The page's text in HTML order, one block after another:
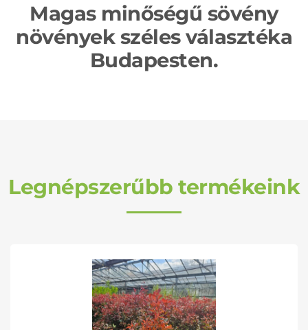
Magas minőségű sövény
növények széles választéka
Budapesten.
Legnépszerűbb termékeink